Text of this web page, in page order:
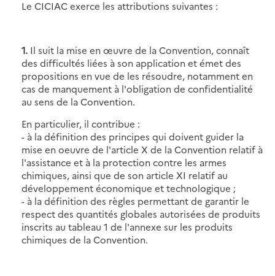
Le CICIAC exerce les attributions suivantes :
1. Il suit la mise en œuvre de la Convention, connaît
des difficultés liées à son application et émet des
propositions en vue de les résoudre, notamment en
cas de manquement à l'obligation de confidentialité
au sens de la Convention.
En particulier, il contribue :
- à la définition des principes qui doivent guider la
mise en oeuvre de l'article X de la Convention relatif à
l'assistance et à la protection contre les armes
chimiques, ainsi que de son article XI relatif au
développement économique et technologique ;
- à la définition des règles permettant de garantir le
respect des quantités globales autorisées de produits
inscrits au tableau 1 de l'annexe sur les produits
chimiques de la Convention.